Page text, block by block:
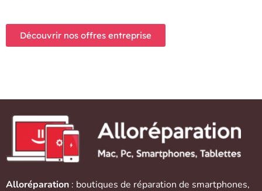
Découvrir nos offres entreprise
Alloréparation : boutiques de réparation de smartphones,